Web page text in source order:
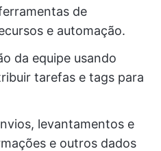
de
e automação.
da equipe usando
tarefas e tags para
levantamentos e
e outros dados